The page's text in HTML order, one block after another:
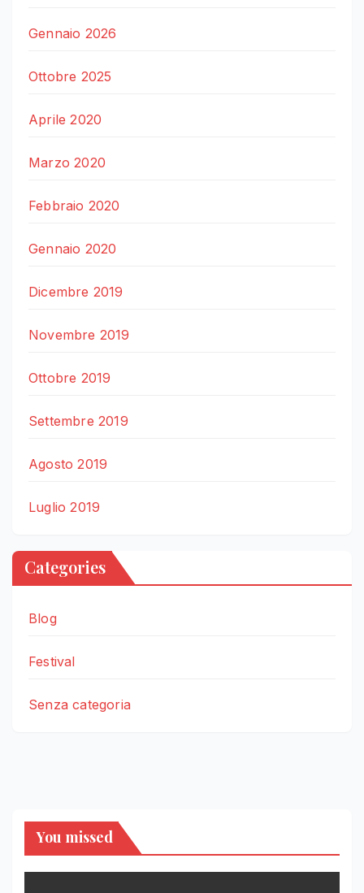
Gennaio 2026
Ottobre 2025
Aprile 2020
Marzo 2020
Febbraio 2020
Gennaio 2020
Dicembre 2019
Novembre 2019
Ottobre 2019
Settembre 2019
Agosto 2019
Luglio 2019
Categories
Blog
Festival
Senza categoria
You missed